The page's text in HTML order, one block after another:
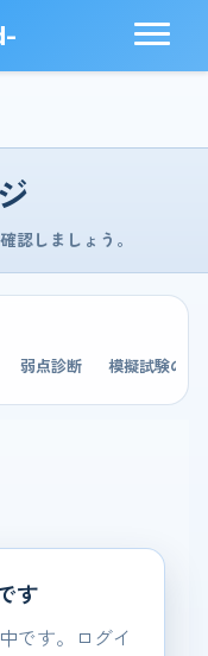
認しましょう。
弱点診断 模擬試験の成
す
です。ログイ